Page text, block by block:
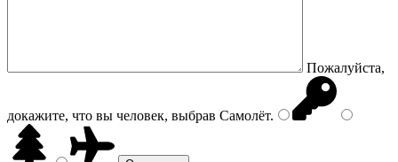
Пожалуйста,
докажите, что вы человек, выбрав Самолёт.